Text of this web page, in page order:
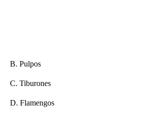
B. Pulpos
C. Tiburones
D. Flamengos